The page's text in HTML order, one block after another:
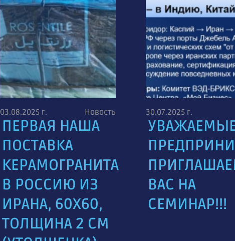
03.08.2025 г. Новость
ПЕРВАЯ НАША
ПОСТАВКА
КЕРАМОГРАНИТА
В РОССИЮ ИЗ
ИРАНА, 60Х60,
ТОЛЩИНА 2 СМ
30.07.2025 г.
ВАС НА
СЕМИНАР!!!